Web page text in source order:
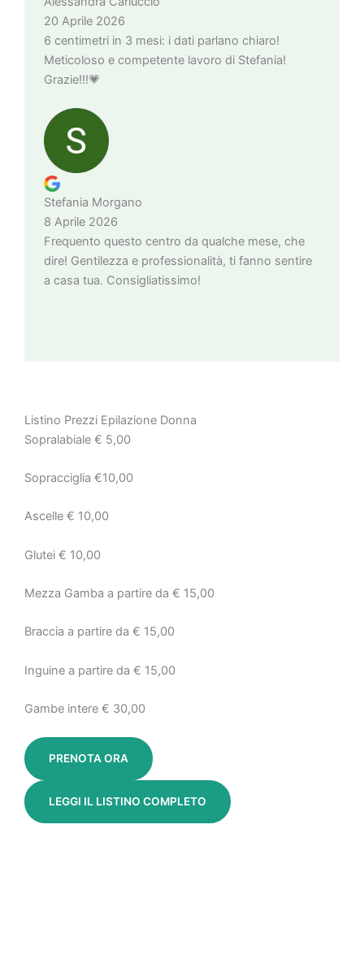
20 Aprile 2026
6 centimetri in 3 mesi: i dati parlano chiaro!
Meticoloso e competente lavoro di Stefania!
Grazie!!!💗
Stefania Morgano
8 Aprile 2026
Frequento questo centro da qualche mese, che
dire! Gentilezza e professionalità, ti fanno sentire
a casa tua. Consigliatissimo!
Listino Prezzi Epilazione Donna
Sopralabiale € 5,00
Sopracciglia €10,00
Ascelle € 10,00
Glutei € 10,00
Mezza Gamba a partire da € 15,00
Braccia a partire da € 15,00
Inguine a partire da € 15,00
Gambe intere € 30,00
PRENOTA ORA
LEGGI IL LISTINO COMPLETO